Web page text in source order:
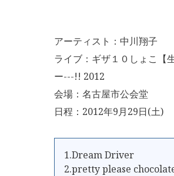
アーティスト：中川翔子
ライブ：ギザ１０しょこ【
ー---!! 2012
会場：名古屋市公会堂
日程：2012年9月29日(土)
1.Dream Driver
2.pretty please